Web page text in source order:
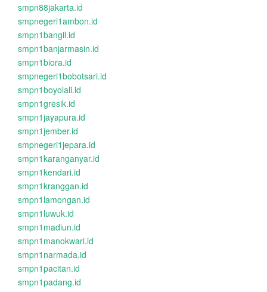
smpn88jakarta.id
smpnegeri1ambon.id
smpn1bangil.id
smpn1banjarmasin.id
smpn1biora.id
smpnegeri1bobotsari.id
smpn1boyolali.id
smpn1gresik.id
smpn1jayapura.id
smpn1jember.id
smpnegeri1jepara.id
smpn1karanganyar.id
smpn1kendari.id
smpn1kranggan.id
smpn1lamongan.id
smpn1luwuk.id
smpn1madiun.id
smpn1manokwari.id
smpn1narmada.id
smpn1pacitan.id
smpn1padang.id